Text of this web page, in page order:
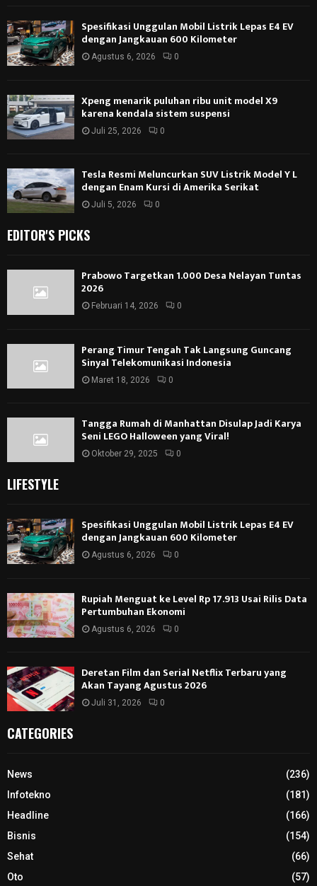
Spesifikasi Unggulan Mobil Listrik Lepas E4 EV
dengan Jangkauan 600 Kilometer
Agustus 6, 2026 0
Xpeng menarik puluhan ribu unit model X9
karena kendala sistem suspensi
Juli 25, 2026 0
Tesla Resmi Meluncurkan SUV Listrik Model Y L
dengan Enam Kursi di Amerika Serikat
Juli 5, 2026 0
EDITOR'S PICKS
Prabowo Targetkan 1.000 Desa Nelayan Tuntas
2026
Februari 14, 2026 0
Perang Timur Tengah Tak Langsung Guncang
Sinyal Telekomunikasi Indonesia
Maret 18, 2026 0
Tangga Rumah di Manhattan Disulap Jadi Karya
Seni LEGO Halloween yang Viral!
Oktober 29, 2025 0
LIFESTYLE
Spesifikasi Unggulan Mobil Listrik Lepas E4 EV
dengan Jangkauan 600 Kilometer
Agustus 6, 2026 0
Rupiah Menguat ke Level Rp 17.913 Usai Rilis Data
Pertumbuhan Ekonomi
Agustus 6, 2026 0
Deretan Film dan Serial Netflix Terbaru yang
Akan Tayang Agustus 2026
Juli 31, 2026 0
CATEGORIES
News
(236)
Infotekno
(181)
Headline
(166)
Bisnis
(154)
Sehat
(66)
Oto
(57)